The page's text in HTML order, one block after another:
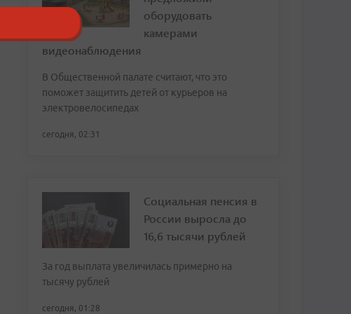
оборудовать
камерами
видеонаблюдения
В Общественной палате считают, что это
поможет защитить детей от курьеров на
электровелосипедах
сегодня, 02:31
Социальная пенсия в
России выросла до
16,6 тысячи рублей
За год выплата увеличилась примерно на
тысячу рублей
сегодня, 01:28